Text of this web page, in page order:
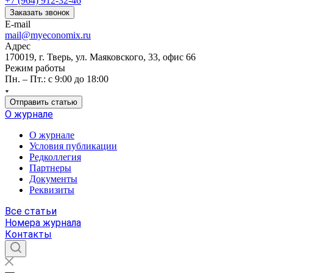
Заказать звонок
E-mail
mail@myeconomix.ru
Адрес
170019, г. Тверь, ул. Маяковского, 33, офис 66
Режим работы
Пн. – Пт.: с 9:00 до 18:00
Отправить статью
О журнале
О журнале
Условия публикации
Редколлегия
Партнеры
Документы
Реквизиты
Все статьи
Номера журнала
Контакты